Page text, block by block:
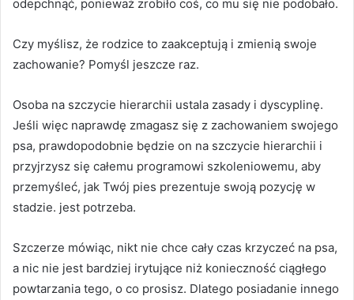
odepchnąć, ponieważ zrobiło coś, co mu się nie podobało.
Czy myślisz, że rodzice to zaakceptują i zmienią swoje
zachowanie? Pomyśl jeszcze raz.
Osoba na szczycie hierarchii ustala zasady i dyscyplinę.
Jeśli więc naprawdę zmagasz się z zachowaniem swojego
psa, prawdopodobnie będzie on na szczycie hierarchii i
przyjrzysz się całemu programowi szkoleniowemu, aby
przemyśleć, jak Twój pies prezentuje swoją pozycję w
stadzie. jest potrzeba.
Szczerze mówiąc, nikt nie chce cały czas krzyczeć na psa,
a nic nie jest bardziej irytujące niż konieczność ciągłego
powtarzania tego, o co prosisz. Dlatego posiadanie innego